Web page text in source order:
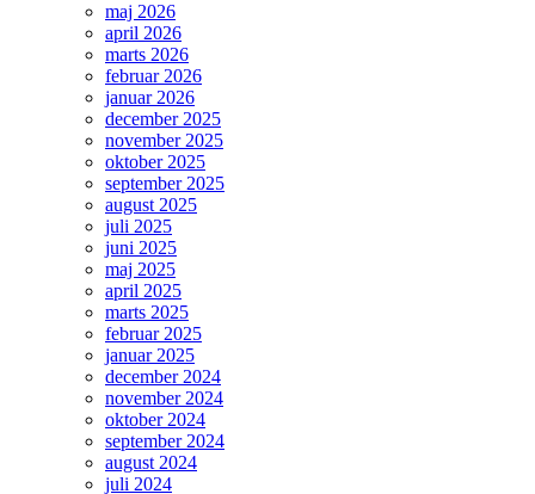
maj 2026
april 2026
marts 2026
februar 2026
januar 2026
december 2025
november 2025
oktober 2025
september 2025
august 2025
juli 2025
juni 2025
maj 2025
april 2025
marts 2025
februar 2025
januar 2025
december 2024
november 2024
oktober 2024
september 2024
august 2024
juli 2024